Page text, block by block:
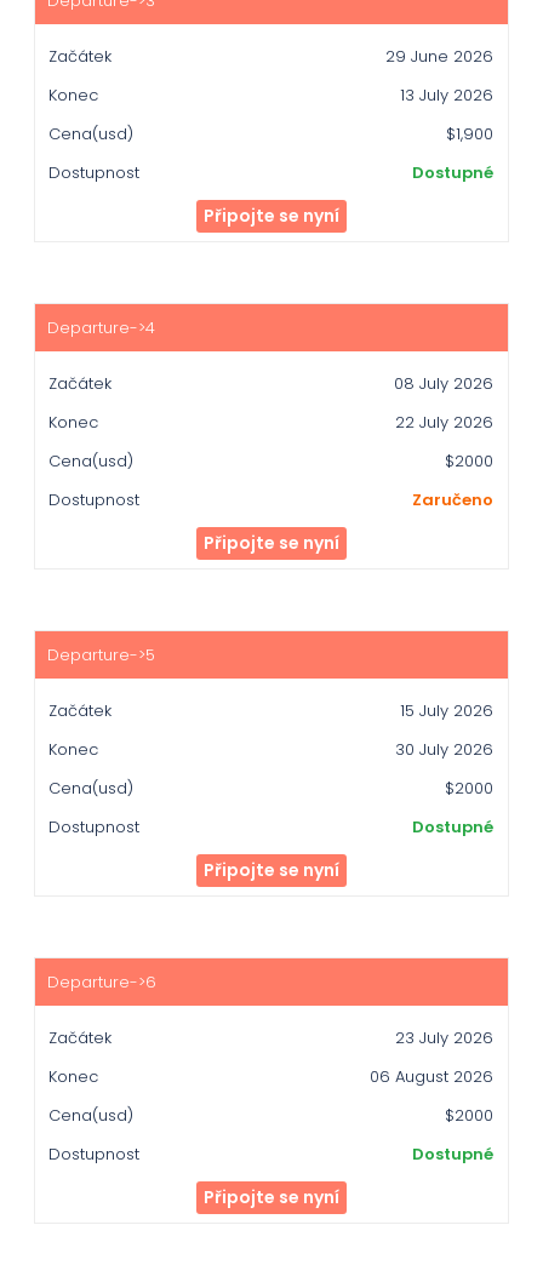
29 June 2026
13 July 2026
$1,900
Dostupné
Připojte se nyní
08 July 2026
22 July 2026
$2000
Zaručeno
Připojte se nyní
15 July 2026
30 July 2026
$2000
Dostupné
Připojte se nyní
23 July 2026
06 August 2026
$2000
Dostupné
Připojte se nyní